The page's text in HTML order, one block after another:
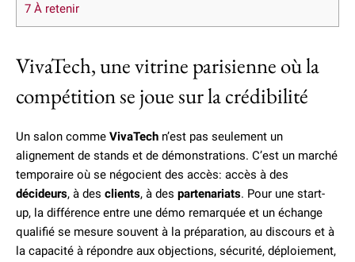
7 À retenir
VivaTech, une vitrine parisienne où la
compétition se joue sur la crédibilité
Un salon comme VivaTech n’est pas seulement un
alignement de stands et de démonstrations. C’est un marché
temporaire où se négocient des accès: accès à des
décideurs, à des clients, à des partenariats. Pour une start-
up, la différence entre une démo remarquée et un échange
qualifié se mesure souvent à la préparation, au discours et à
la capacité à répondre aux objections, sécurité, déploiement,